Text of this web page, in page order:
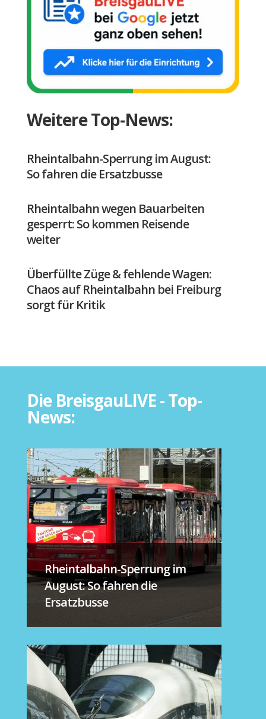
Weitere Top-News:
Rheintalbahn-Sperrung im August:
So fahren die Ersatzbusse
Rheintalbahn wegen Bauarbeiten
gesperrt: So kommen Reisende
weiter
Überfüllte Züge & fehlende Wagen:
Chaos auf Rheintalbahn bei Freiburg
sorgt für Kritik
Die BreisgauLIVE - Top-
News:
Rheintalbahn-Sperrung im
August: So fahren die
Ersatzbusse